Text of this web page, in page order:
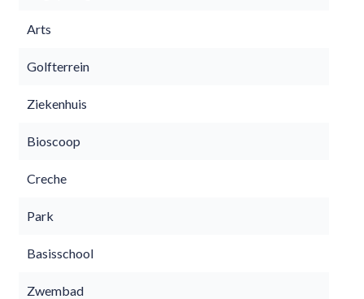
Arts
Golfterrein
Ziekenhuis
Bioscoop
Creche
Park
Basisschool
Zwembad